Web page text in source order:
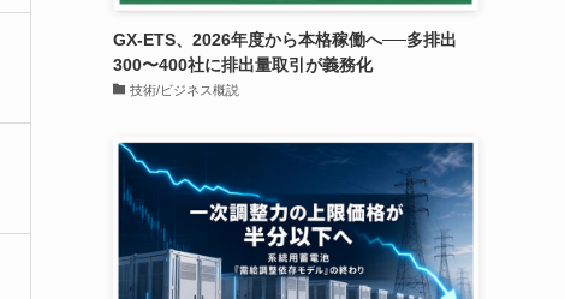
GX-ETS、2026年度から本格稼働へ──多排出
300〜400社に排出量取引が義務化
技術/ビジネス概説